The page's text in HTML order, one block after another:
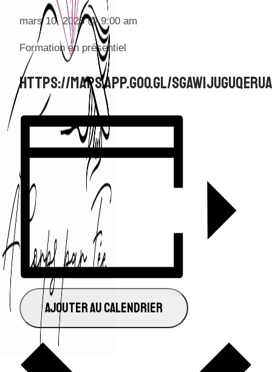
mars 10, 2025@9:00 am
Formation en présentiel
Https://maps.app.goo.gl/
AJOUTER AU CALENDRIER